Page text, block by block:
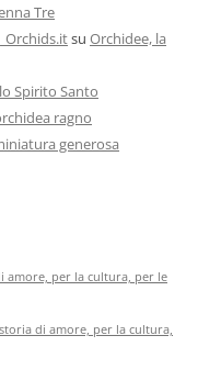
Tre
Orchids.itsu Orchidee, la
Spirito Santo
ragno
generosa
amore, per la cultura, per le
storia di amore, per la cultura,